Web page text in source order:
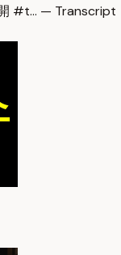
#t… — Transcript